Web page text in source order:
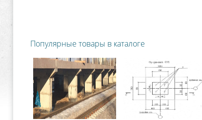
Популярные товары в каталоге